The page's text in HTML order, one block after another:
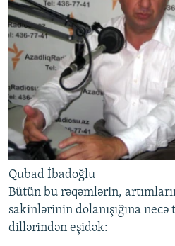
Qubad İbadoğlu
Bütün bu rəqəmlərin,
sakinlərinin dolanışığına
dillərindən eşidək: